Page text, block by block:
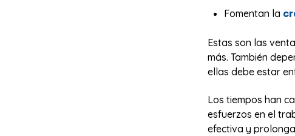
Fomentan la
Estas son las
más. También
ellas debe estar
Los tiempos han
esfuerzos en el
efectiva y